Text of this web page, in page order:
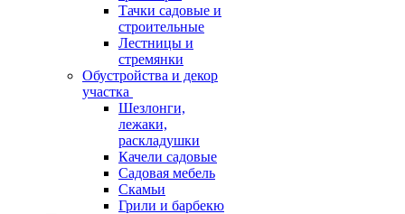
Тачки садовые и
строительные
Лестницы и
стремянки
Обустройства и декор
участка
Шезлонги,
лежаки,
раскладушки
Качели садовые
Садовая мебель
Скамьи
Грили и барбекю